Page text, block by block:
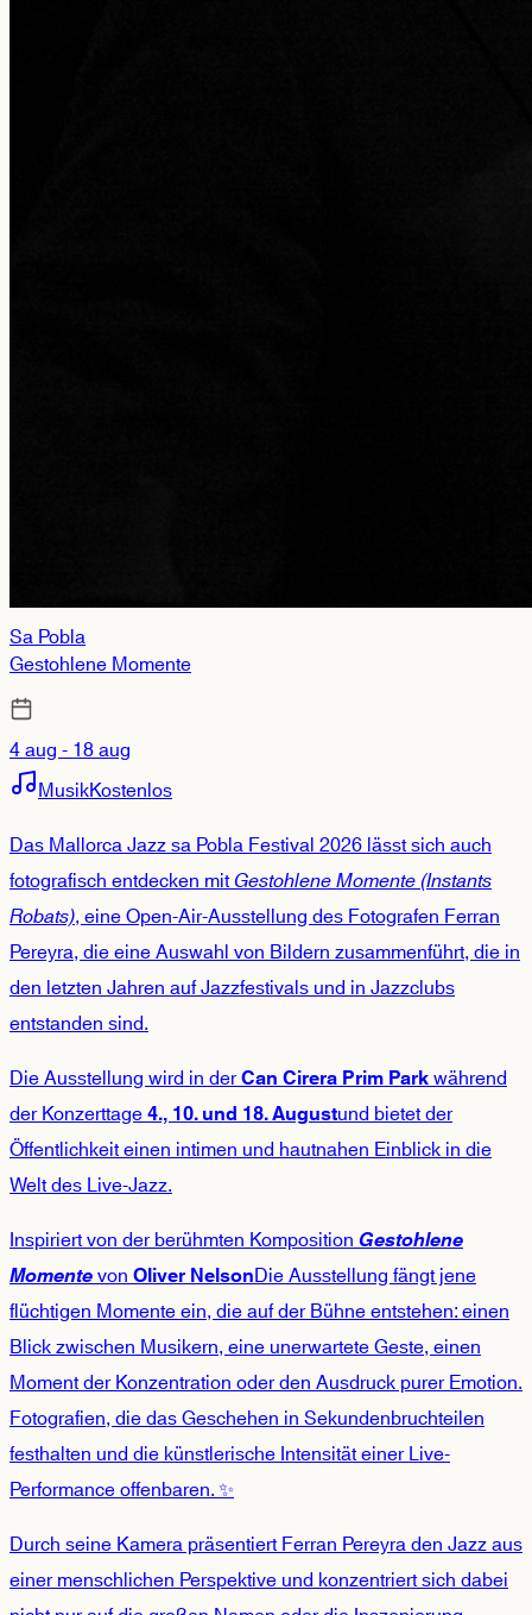
Sa Pobla
Gestohlene Momente
4 aug - 18 aug
MusikKostenlos
Das Mallorca Jazz sa Pobla Festival 2026 lässt sich auch
fotografisch entdecken mitGestohlene Momente (Instants
Robats), eine Open-Air-Ausstellung des Fotografen Ferran
Pereyra, die eine Auswahl von Bildern zusammenführt, die in
den letzten Jahren auf Jazzfestivals und in Jazzclubs
entstanden sind.
Die Ausstellung wird in derCan Cirera Prim Parkwährend
der Konzerttage4., 10. und 18. Augustund bietet der
Öffentlichkeit einen intimen und hautnahen Einblick in die
Welt des Live-Jazz.
Inspiriert von der berühmten KompositionGestohlene
MomentevonOliver NelsonDie Ausstellung fängt jene
flüchtigen Momente ein, die auf der Bühne entstehen: einen
Blick zwischen Musikern, eine unerwartete Geste, einen
Moment der Konzentration oder den Ausdruck purer Emotion.
Fotografien, die das Geschehen in Sekundenbruchteilen
festhalten und die künstlerische Intensität einer Live-
Performance offenbaren. ✨
Durch seine Kamera präsentiert Ferran Pereyra den Jazz aus
einer menschlichen Perspektive und konzentriert sich dabei